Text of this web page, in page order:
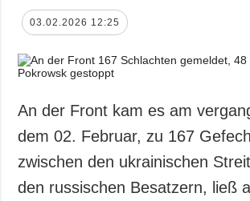
03.02.2026 12:25
An der Front kam es am
dem 02. Februar, zu 167
zwischen den ukrainischen
den russischen Besatzern, ließ